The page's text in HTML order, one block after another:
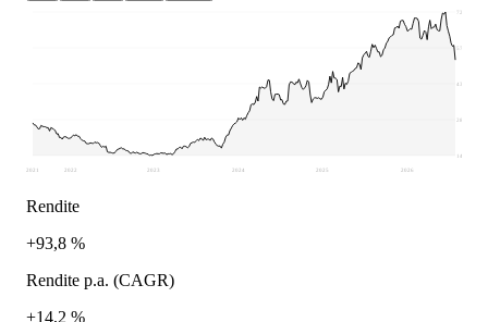
14
28,61
43,22
57,84
72,45
2021 2022 2023 2024 2025 2026
Rendite
+93,8 %
Rendite p.a. (CAGR)
+14,2 %